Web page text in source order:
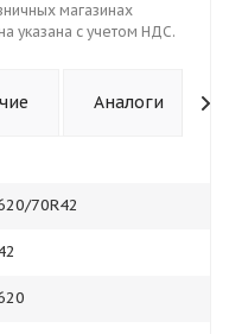
магазинах
указана с учетом НДС.
Аналоги
70R42